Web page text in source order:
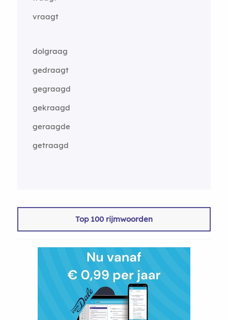
vraagt
dolgraag
gedraagt
gegraagd
gekraagd
geraagde
getraagd
Top 100 rijmwoorden